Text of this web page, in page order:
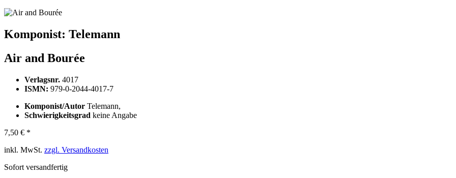
Komponist: Telemann
Air and Bourée
Verlagsnr. 4017
ISMN: 979-0-2044-4017-7
Komponist/Autor Telemann,
Schwierigkeitsgrad keine Angabe
7,50 € *
inkl. MwSt. zzgl. Versandkosten
Sofort versandfertig